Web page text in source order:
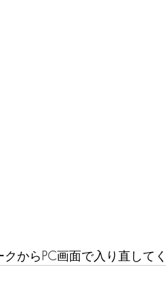
からPC画面で入り直してく